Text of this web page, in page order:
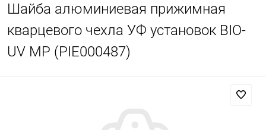
Шайба алюминиевая прижимная
кварцевого чехла УФ установок BIO-
UV MP (PIE000487)